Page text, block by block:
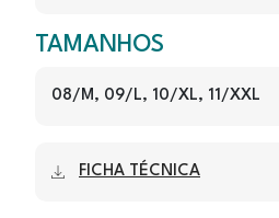
TAMANHOS
08/M, 09/L, 10/XL, 11/XXL
FICHA TÉCNICA